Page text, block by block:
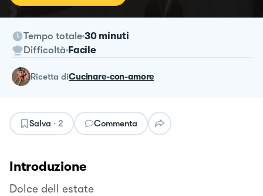
Tempo totale 30 minuti
Difficoltà Facile
ricetta diCucinare-con-amore
Salva · 2 Commenta
Introduzione
Dolce dell estate